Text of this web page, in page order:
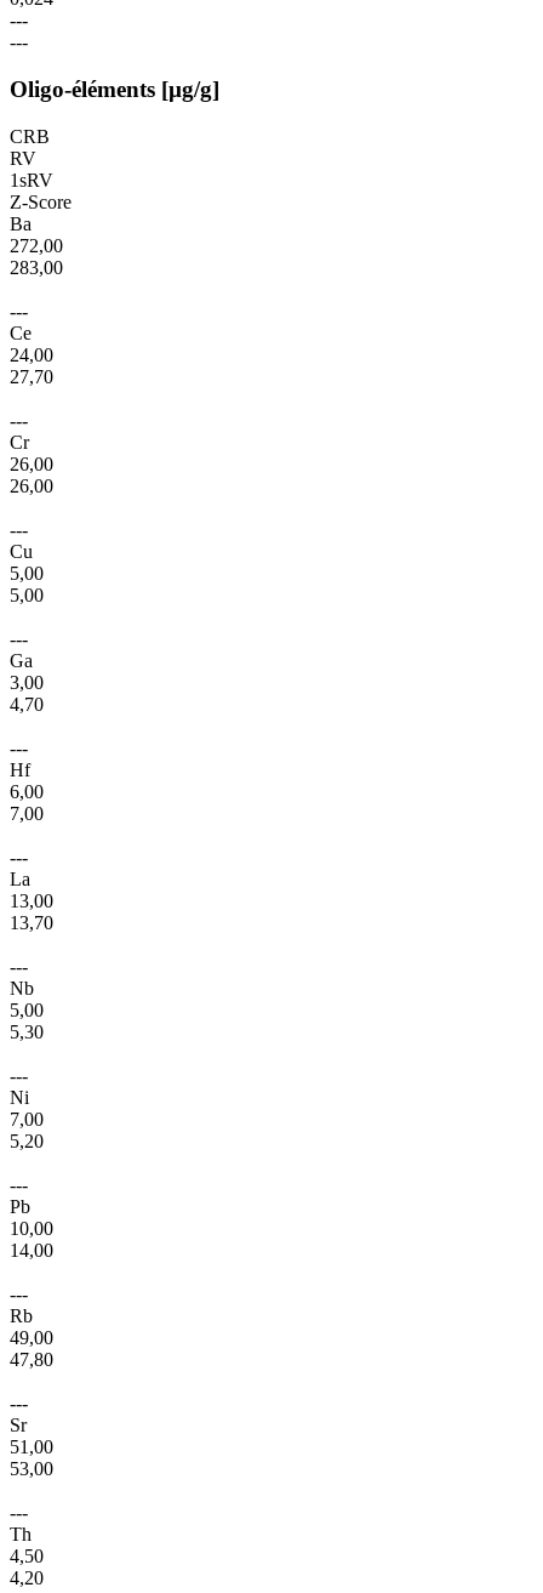
---
---
Oligo-éléments [µg/g]
CRB
RV
1sRV
Z-Score
Ba
272,00
283,00
---
Ce
24,00
27,70
---
Cr
26,00
26,00
---
Cu
5,00
5,00
---
Ga
3,00
4,70
---
Hf
6,00
7,00
---
La
13,00
13,70
---
Nb
5,00
5,30
---
Ni
7,00
5,20
---
Pb
10,00
14,00
---
Rb
49,00
47,80
---
Sr
51,00
53,00
---
Th
4,50
4,20